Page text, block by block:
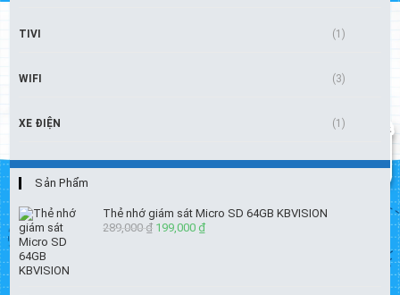
TIVI (1)
WIFI (3)
XE ĐIỆN (1)
Sản Phẩm
Thẻ nhớ giám sát Micro SD 64GB KBVISION
289,000₫ Giá
199,000 ₫Giá